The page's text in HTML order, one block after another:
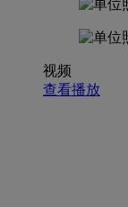
视频
查看播放